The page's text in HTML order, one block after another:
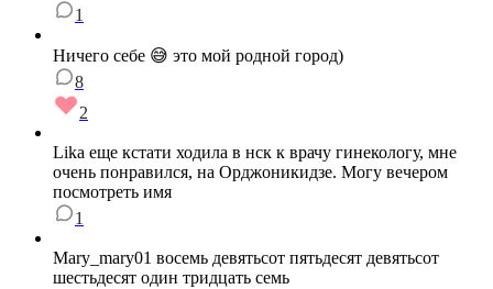
1
Ничего себе 😅 это мой родной город)
8
2
Lika еще кстати ходила в нск к врачу гинекологу, мне
очень понравился, на Орджоникидзе. Могу вечером
посмотреть имя
1
Mary_mary01 восемь девятьсот пятьдесят девятьсот
шестьдесят один тридцать семь